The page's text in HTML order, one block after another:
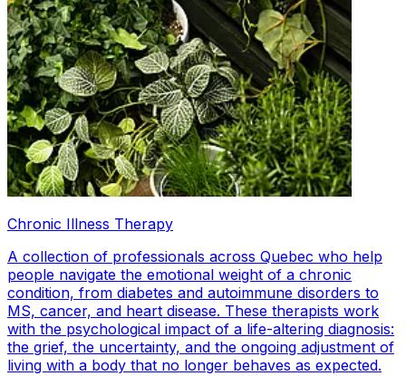
Chronic Illness Therapy
A collection of professionals across Quebec who help
people navigate the emotional weight of a chronic
condition, from diabetes and autoimmune disorders to
MS, cancer, and heart disease. These therapists work
with the psychological impact of a life-altering diagnosis:
the grief, the uncertainty, and the ongoing adjustment of
living with a body that no longer behaves as expected.